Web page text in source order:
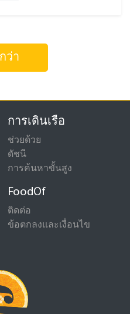
ว่า
การเดินเรือ
ช่วยด้วย
ดัชนี
การค้นหาขั้นสูง
FoodOf
ติดต่อ
ข้อตกลงและเงื่อนไข